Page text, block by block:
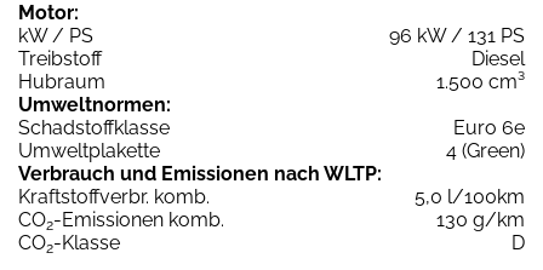
Motor:
kW / PS
96 kW / 131 PS
Treibstoff
Diesel
Hubraum
1.500 cm³
Umweltnormen:
Schadstoffklasse
Euro 6e
Umweltplakette
4 (Green)
Verbrauch und Emissionen nach WLTP:
Kraftstoffverbr. komb.
5,0 l/100km
CO2-Emissionen komb.
130 g/km
CO2-Klasse
D